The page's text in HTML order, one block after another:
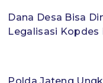
Dana Desa Bisa
Legalisasi Kopdes